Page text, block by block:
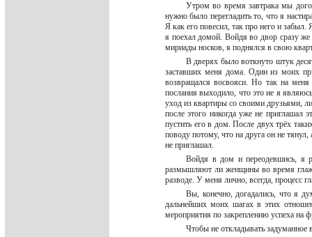
Утром во время завтрака мы
нужно было перегладить то, что я
Я как его повесил, так про него и
я поехал домой. Войдя во двор сразу
мириады носков, я поднялся в свою
В дверях было воткнуто штук
заставших меня дома. Один из моих
возвращался восвояси. Но так на
послания выходило, что это не я
уход из квартиры со своими друзьями,
после этого никогда уже не приглашал
пустить его в дом. После двух трёх
поводу потому, что на друга он не
не приглашал.
Войдя в дом и переодевшись, я
размышляют ли женщины во время
разводе. У меня лично, всегда,
Вы, конечно, догадались, что я
дальнейших моих шагах в этих
мероприятия по закреплению успеха на
Чтобы не откладывать